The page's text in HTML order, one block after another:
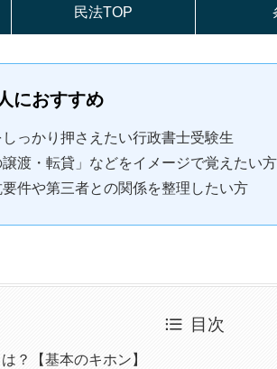
民法TOP
におすすめ
っかり押さえたい行政書士受験生
譲渡・転貸」などをイメージで覚えたい方
件や第三者との関係を整理したい方
目次
？【基本のキホン】